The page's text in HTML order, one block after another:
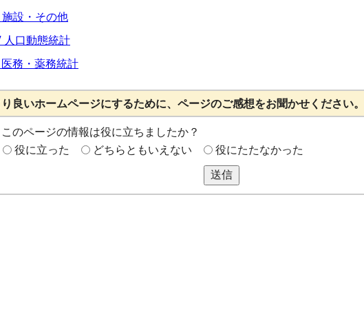
施設・その他
人口動態統計
務・薬務統計
り良いホームページにするために、ページのご感想をお聞かせください。
このページの情報は役に立ちましたか？
役に立った
どちらともいえない 役にたたなかった
送信